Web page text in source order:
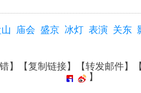
庙会 盛京 冰灯 表演 关东
】【复制链接】【转发邮件】
】